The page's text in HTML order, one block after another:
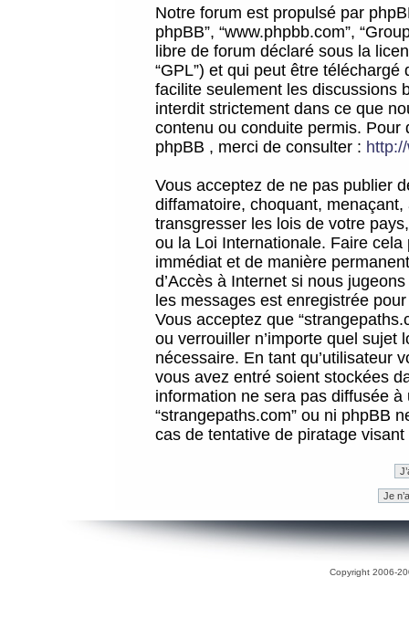
Notre forum est propulsé par
phpBB”, “www.phpbb.com”,
libre de forum déclaré sous la
“GPL”) et qui peut être téléchargé
facilite seulement les discussions
interdit strictement dans ce que
contenu ou conduite permis.
phpBB , merci de consulter :
Vous acceptez de ne pas publier
diffamatoire, choquant,
transgresser les lois de votre
ou la Loi Internationale. Faire
immédiat et de manière
d’Accès à Internet si nous
les messages est enregistrée
Vous acceptez que
ou verrouiller n’importe quel sujet
nécessaire. En tant qu’utilisateur
vous avez entré soient stockées
information ne sera pas diffusée
“strangepaths.com” ou ni phpBB
cas de tentative de piratage
Copyright 2006-